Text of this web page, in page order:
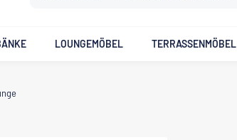
LOUNGEMÖBEL TERRASSENMÖBEL